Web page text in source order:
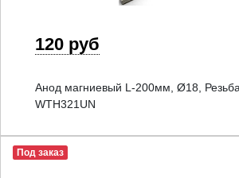
120 руб
Анод магниевый L-200мм, Ø18,
WTH321UN
Под заказ